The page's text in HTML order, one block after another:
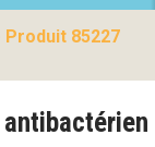
85227